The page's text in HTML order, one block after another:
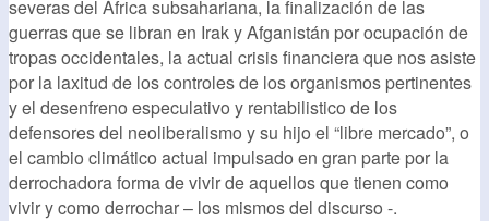
severas del África subsahariana, la finalización de las
guerras que se libran en Irak y Afganistán por ocupación de
tropas occidentales, la actual crisis financiera que nos asiste
por la laxitud de los controles de los organismos pertinentes
y el desenfreno especulativo y rentabilistico de los
defensores del neoliberalismo y su hijo el “libre mercado”, o
el cambio climático actual impulsado en gran parte por la
derrochadora forma de vivir de aquellos que tienen como
vivir y como derrochar – los mismos del discurso -.